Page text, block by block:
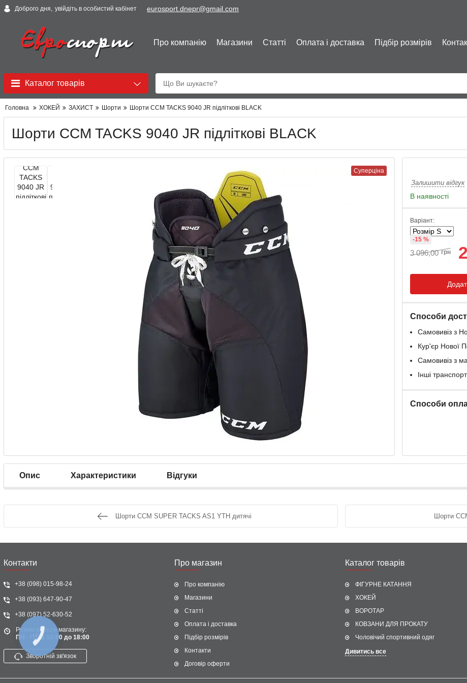
Доброго дня, увійдіть в особистий кабінет eurosport.dnepr@gmail.com
Про компанію Магазини Статті Оплата і доставка Підбір розмірів
Каталог товарів
Головна ХОКЕЙ ЗАХИСТ Шорти Шорти CCM TACKS 9040 JR підліткові BLACK
Шорти CCM TACKS 9040 JR підліткові BLACK
Суперціна
Залишити відгук
В наявності
Варіант:
3 096,00 грн
-15 %
Способи
Самовивіз з
Кур'єр Нової
Самовивіз з
Інші
Способи
Опис Характеристики Відгуки
Шорти CCM SUPER TACKS AS1 YTH дитячі Шорти
Контакти
+38 (098) 015-98-24
+38 (093) 647-90-47
+38 (097) 52-630-52
Режим роботи магазину:
ПН - ПТ: з 10:00 до 18:00
Зворотній зв'язок
Про магазин
Про компанію
Магазини
Статті
Оплата і доставка
Підбір розмірів
Контакти
Договір оферти
Каталог товарів
ФІГУРНЕ КАТАННЯ
ХОКЕЙ
ВОРОТАР
КОВЗАНИ ДЛЯ ПРОКАТУ
Чоловічий спортивний одяг
Дивитись все
КНОПКА
ЗВ'ЯЗКУ